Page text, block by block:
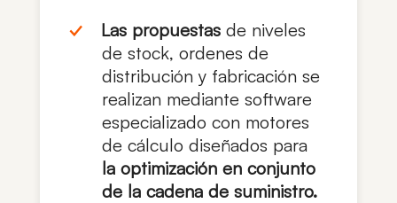
Las propuestas de niveles
de stock, ordenes de
distribución y fabricación se
realizan mediante software
especializado con motores
de cálculo diseñados para
la optimización en conjunto
de la cadena de suministro.